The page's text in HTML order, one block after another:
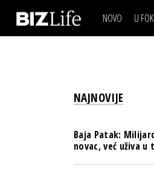
NOVO U
NAJNOVIJE
Baja Patak:
novac, već uživa